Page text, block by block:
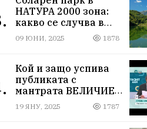
НАТУРА 2000 зона:
какво се случва в
Мартиново?
09 ЮНИ, 2025 1878
Кой и защо успива
публиката с
мантрата ВЕЛИЧИЕ
ОСТАВА ИЗВЪН
ПАРЛАМЕНТА
19 ЯНУ, 2025 1787